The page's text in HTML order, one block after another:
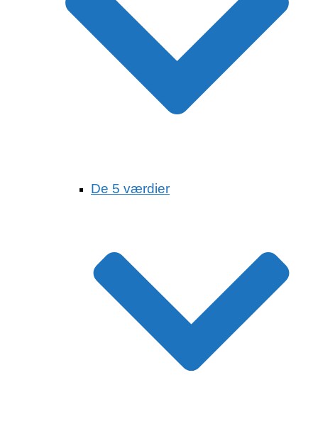
De 5 værdier